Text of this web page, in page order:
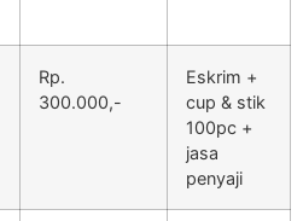
Rp.
300.000,-
Eskrim +
cup & stik
100pc +
jasa
penyaji